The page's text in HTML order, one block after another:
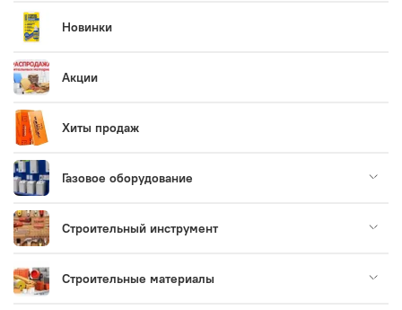
Новинки
Акции
Хиты продаж
Газовое оборудование
Строительный инструмент
Строительные материалы